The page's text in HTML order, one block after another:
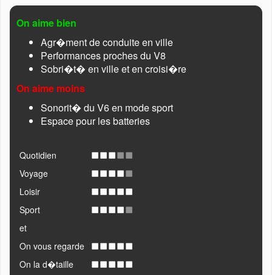
On aime bien
Agr�ment de conduite en ville
Performances proches du V8
Sobri�t� en ville et en croisi�re
On aime moins
Sonorit� du V6 en mode sport
Espace pour les batteries
Quotidien
Voyage
Loisir
Sport
et
On vous regarde
On la d�taille